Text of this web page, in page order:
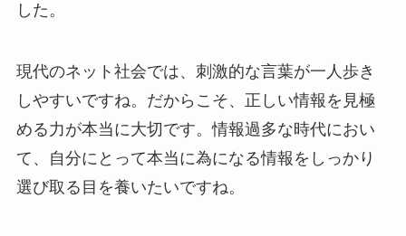
した。
現代のネット社会では、刺激的な言葉が一人歩き
しやすいですね。だからこそ、正しい情報を見極
める力が本当に大切です。情報過多な時代におい
て、自分にとって本当に為になる情報をしっかり
選び取る目を養いたいですね。